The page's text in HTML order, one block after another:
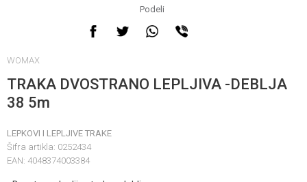
Podeli
WOMAX
TRAKA DVOSTRANO LEPLJIVA -DEBLJA
38 5m
LEPKOVI I LEPLJIVE TRAKE
Šifra artikla: 0252434
EAN: 4048374003384